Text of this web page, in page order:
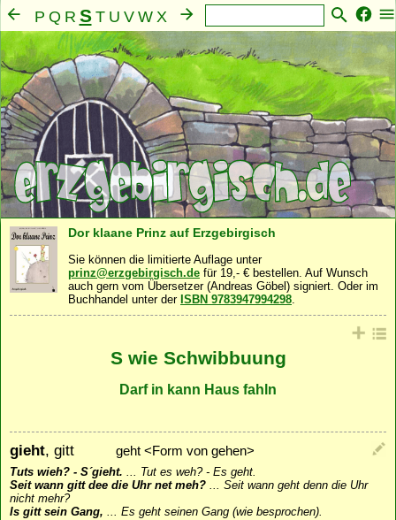
P Q R S T U V W X
Y Z A B C D E F G H I J K L M N O
Mensch·Seele·Geist ·Familie ·Gemeinschaft
Nahrung·Natur·Sonstiges
Dor klaane Prinz auf Erzgebirgisch
Sie können die limitierte Auflage unter
prinz@erzgebirgisch.de für 19,- € bestellen. Auf Wunsch
auch gern vom Übersetzer (Andreas Göbel) signiert. Oder im
Buchhandel unter der ISBN 9783947994298.
S wie Schwibbuung
Darf in kann Haus fahln
gieht, gitt geht <Form von gehen>
Tuts wieh? - S´gieht. ... Tut es weh? - Es geht.
Seit wann gitt dee die Uhr net meh? ... Seit wann geht denn die Uhr
nicht mehr?
Is gitt sein Gang, ... Es geht seinen Gang (wie besprochen).